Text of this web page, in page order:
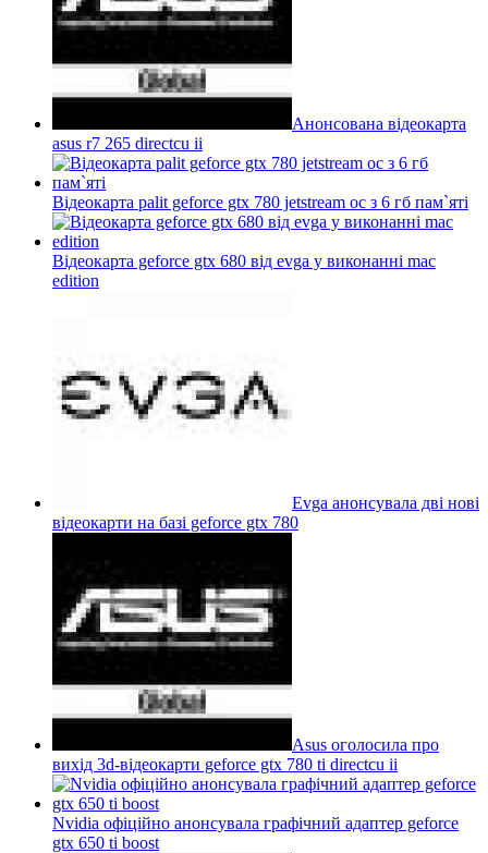
Анонсована відеокарта
asus r7 265 directcu ii
Відеокарта palit geforce gtx 780 jetstream oc з 6 гб пам`яті
Відеокарта geforce gtx 680 від evga у виконанні mac
edition
Evga анонсувала дві нові
відеокарти на базі geforce gtx 780
Asus оголосила про
вихід 3d-відеокарти geforce gtx 780 ti directcu ii
Nvidia офіційно анонсувала графічний адаптер geforce
gtx 650 ti boost